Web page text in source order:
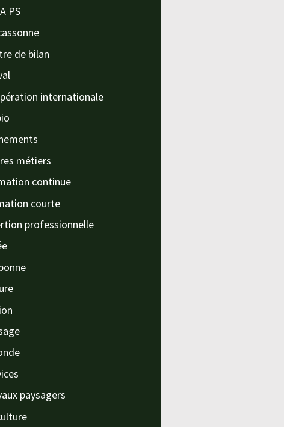
PS
de bilan
internationale
métiers
continue
courte
professionnelle
paysagers